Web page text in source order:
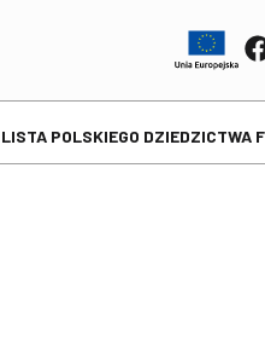
LISTA POLSKIEGO DZIEDZICTWA